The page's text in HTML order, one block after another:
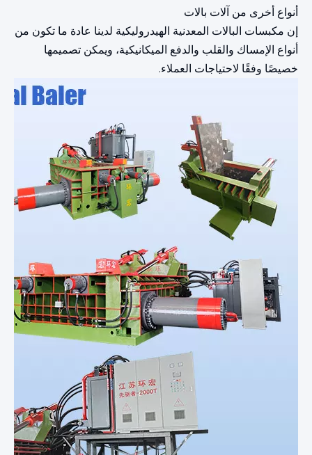
أنواع أخرى من آلات بالات
إن مكبسات البالات المعدنية الهيدروليكية لدينا عادة ما تكون من
أنواع الإمساك والقلب والدفع الميكانيكية، ويمكن تصميمها
خصيصًا وفقًا لاحتياجات العملاء.